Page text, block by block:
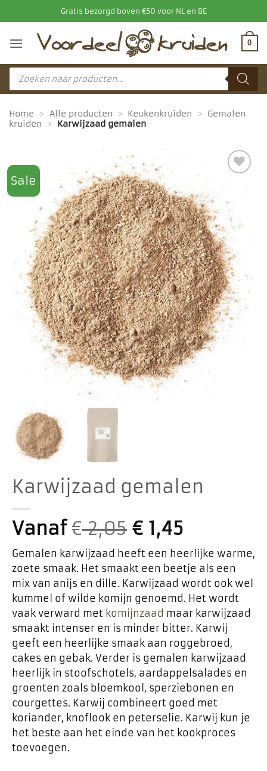
naar
inhoud
Gratis bezorgd boven €50 voor NL en BE
0
Producten
zoeken
Home > Alle producten > Keukenkruiden > Gemalen
kruiden
> Karwijzaad gemalen
Sale
favorieten
Karwijzaad gemalen
Vanaf€2,05 €1,45
Gemalen karwijzaad heeft een heerlijke warme,
zoete smaak. Het smaakt een beetje als een
mix van anijs en dille. Karwijzaad wordt ook wel
kummel of wilde komijn genoemd. Het wordt
vaak verward met komijnzaad maar karwijzaad
smaakt intenser en is minder bitter. Karwij
geeft een heerlijke smaak aan roggebroed,
cakes en gebak. Verder is gemalen karwijzaad
heerlijk in stoofschotels, aardappelsalades en
groenten zoals bloemkool, sperziebonen en
courgettes. Karwij combineert goed met
koriander, knoflook en peterselie. Karwij kun je
het beste aan het einde van het kookproces
toevoegen.